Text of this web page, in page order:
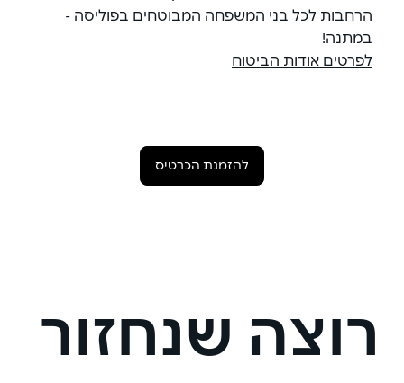
הרחבות לכל בני המשפחה המבוטחים בפוליסה -
במתנה!
לפרטים אודות הביטוח
להזמנת הכרטיס
רוצה שנחזור